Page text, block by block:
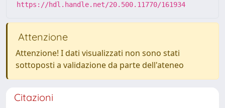
https://hdl.handle.net/20.500.11770/161934
Attenzione
Attenzione! I dati visualizzati non sono stati
sottoposti a validazione da parte dell'ateneo
Citazioni